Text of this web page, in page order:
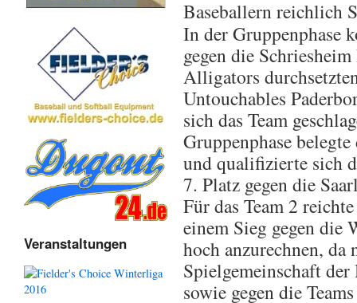
Baseballern reichlich
In der Gruppenphase
gegen die
Alligators
Untouchables
sich das Team
Gruppenphase
und qualifizierte sich
7. Platz gegen die
Für das Team 2
einem Sieg gegen die
hoch anzurechnen, da
Spielgemeinschaft
sowie gegen die
Veranstaltungen